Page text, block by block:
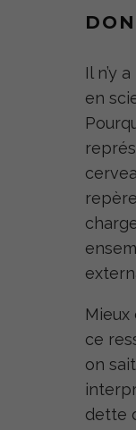
Il n’y
en
ce
on
dette